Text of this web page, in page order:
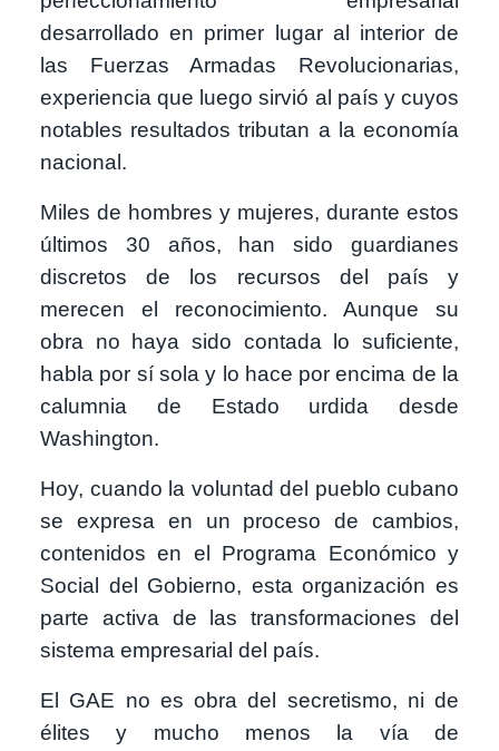
desarrollado en primer lugar al interior de
las Fuerzas Armadas Revolucionarias,
experiencia que luego sirvió al país y cuyos
notables resultados tributan a la economía
nacional.
Miles de hombres y mujeres, durante estos
últimos 30 años, han sido guardianes
discretos de los recursos del país y
merecen el reconocimiento. Aunque su
obra no haya sido contada lo suficiente,
habla por sí sola y lo hace por encima de la
calumnia de Estado urdida desde
Washington.
Hoy, cuando la voluntad del pueblo cubano
se expresa en un proceso de cambios,
contenidos en el Programa Económico y
Social del Gobierno, esta organización es
parte activa de las transformaciones del
sistema empresarial del país.
El GAE no es obra del secretismo, ni de
élites y mucho menos la vía de